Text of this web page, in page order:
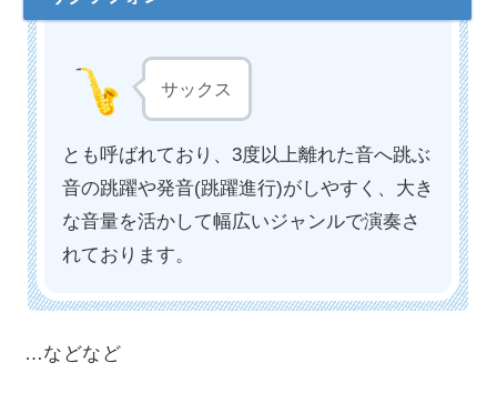
サックス
とも呼ばれており、3度以上離れた音へ跳ぶ
音の跳躍や発音(跳躍進行)がしやすく、大き
な音量を活かして幅広いジャンルで演奏さ
れております。
…などなど